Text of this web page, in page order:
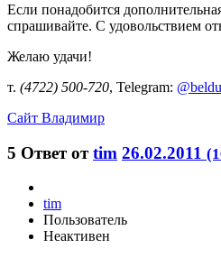
Если понадобится
спрашивайте. С удовольствием
Желаю удачи!
т. (4722) 500-720, Telegram:
Сайт Владимир
5 Ответ отtim 26.02.2011
tim
Пользователь
Неактивен